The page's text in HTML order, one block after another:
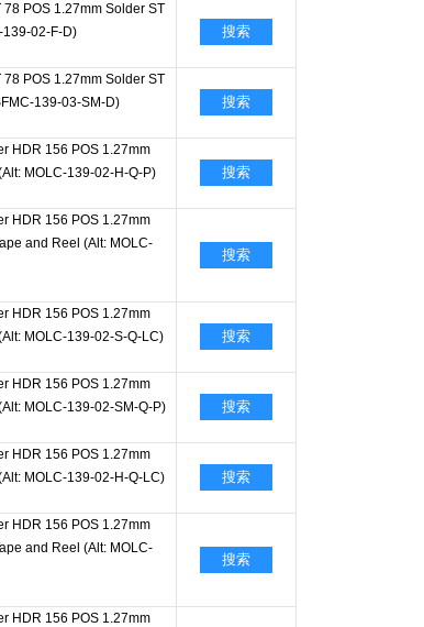
POS 1.27mm Solder ST
139-02-F-D)
搜索
POS 1.27mm Solder ST
139-03-SM-D)
搜索
HDR 156 POS 1.27mm
MOLC-139-02-H-Q-P)
搜索
HDR 156 POS 1.27mm
and Reel (Alt: MOLC-
搜索
HDR 156 POS 1.27mm
MOLC-139-02-S-Q-LC)
搜索
HDR 156 POS 1.27mm
MOLC-139-02-SM-Q-P)
搜索
HDR 156 POS 1.27mm
MOLC-139-02-H-Q-LC)
搜索
HDR 156 POS 1.27mm
and Reel (Alt: MOLC-
搜索
HDR 156 POS 1.27mm